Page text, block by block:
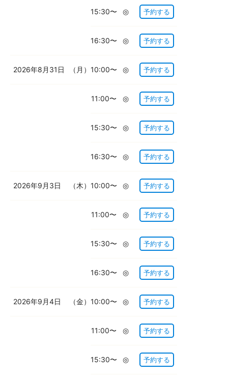
15:30〜 ◎ 予約する
16:30〜 ◎ 予約する
2026年8月31日 （月） 10:00〜 ◎ 予約する
11:00〜 ◎ 予約する
15:30〜 ◎ 予約する
16:30〜 ◎ 予約する
2026年9月3日 （木） 10:00〜 ◎ 予約する
11:00〜 ◎ 予約する
15:30〜 ◎ 予約する
16:30〜 ◎ 予約する
2026年9月4日 （金） 10:00〜 ◎ 予約する
11:00〜 ◎ 予約する
15:30〜 ◎ 予約する